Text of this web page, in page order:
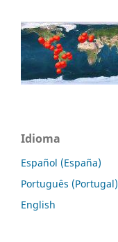
Idioma
Español (España)
Português (Portugal)
English